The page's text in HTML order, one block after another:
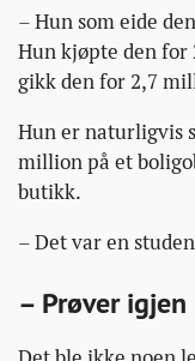
– Hun som eide
Hun kjøpte den for
gikk den for 2,7
Hun er naturligvis
million på et
butikk.
– Det var en
– Prøver